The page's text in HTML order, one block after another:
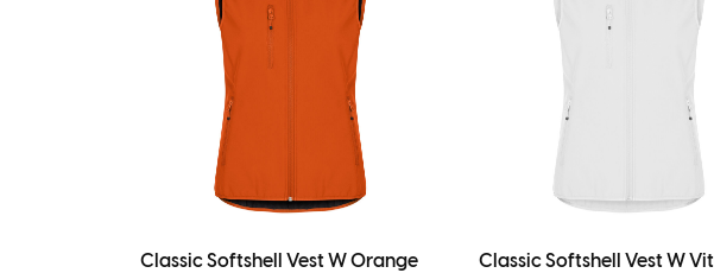
Classic Softshell Vest W Orange Classic Softshell Vest W Vit